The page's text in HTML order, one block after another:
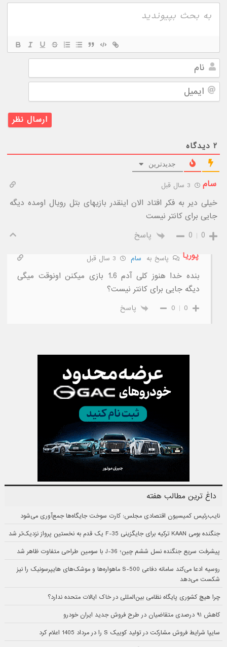
نام
۲ دیدگاه
جدیدترین
سام 3 سال قبل
خیلی دیر به فکر افتاد الان اینقدر بازیهای بتل رویال اومده دیگه
جایی برای کانتر نیست
0
0
پاسخ
پوریا
پاسخ به سام
بنده خدا هنوز کلی آدم 1.6 بازی میکنن اونوقت میگی
دیگه جایی برای کانتر نیست؟
0
0 پاسخ
داغ ترین مطالب هفته
نایب‌رئیس کمیسیون اقتصادی مجلس: کارت سوخت جایگاه‌ها جمع‌آوری می‌شود
جنگنده بومی KAAN ترکیه برای جایگزینی F-35 یک قدم به نخستین پرواز نزدیک‌تر شد
پیشرفت سریع جنگنده نسل ششم چین؛ J-36 با سومین طراحی متفاوت ظاهر شد
روسیه ادعا می‌کند سامانه دفاعی S-500 ماهواره‌ها و موشک‌های هایپرسونیک را نیز
شکست می‌دهد
چرا هیچ کشوری پایگاه نظامی بین‌المللی در خاک ایالات متحده ندارد؟
کاهش ۹۱ درصدی متقاضیان در طرح فروش جدید ایران خودرو
سایپا شرایط فروش مشارکت در تولید کوییک S را در مرداد 1405 اعلام کرد